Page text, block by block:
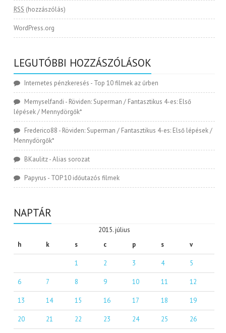
RSS (hozzászólás)
WordPress.org
LEGUTÓBBI HOZZÁSZÓLÁSOK
Internetes pénzkeresés - Top 10 filmek az űrben
Memyselfandi - Röviden: Superman / Fantasztikus 4-es: Első
lépések / Mennydörgők*
Frederico88 - Röviden: Superman / Fantasztikus 4-es: Első lépések /
Mennydörgők*
BKaulitz-Alias sorozat
Papyrus - TOP 10 időutazós filmek
NAPTÁR
2015. július
h
k s c p s v
1 2 3 4 5
6 7 8 9 10 11 12
13 14 15 16 17 18 19
20 21 22 23 24 25 26